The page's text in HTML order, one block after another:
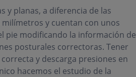
y planas, a diferencia de las
y cuentan con unos
pie modificando la información de
posturales correctoras. Tener
y descarga presiones en
hacemos el estudio de la